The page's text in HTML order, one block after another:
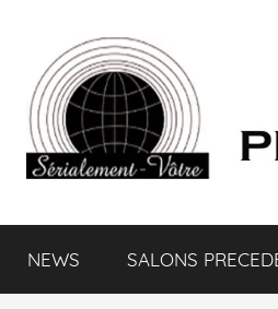
VÔTRE.FR
web
du
NEWS SALONS